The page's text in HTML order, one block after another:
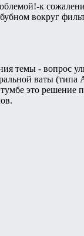
к
вокруг
темы - вопрос
ваты (типа
это решение